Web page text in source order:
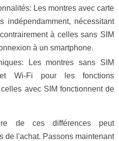
Les montres avec carte
indépendamment, nécessitant
à celles sans SIM
à un smartphone.
Les montres sans SIM
Wi-Fi pour les fonctions
avec SIM fonctionnent de
de ces différences peut
de l'achat. Passons maintenant